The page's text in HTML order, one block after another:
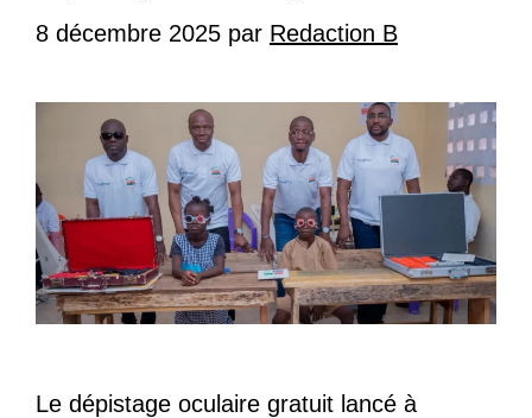
8 décembre 2025 par Redaction B
Le dépistage oculaire gratuit lancé à